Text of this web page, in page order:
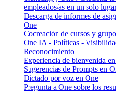
empleados/as en un solo lugar
Descarga de informes de
One
Cocreación de cursos y
One IA - Políticas -
Reconocimiento
Experiencia de bienvenida
Sugerencias de Prompts en
Dictado por voz en One
Pregunta a One sobre los